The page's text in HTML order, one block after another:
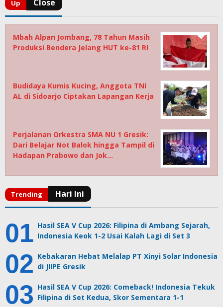
Mbah Alpan Jombang, 78 Tahun Masih
Produksi Bendera Jelang HUT ke-81 RI
Budidaya Kumis Kucing, Anggota TNI
AL di Sidoarjo Ciptakan Lapangan Kerja
Perjalanan Orkestra SMA NU 1 Gresik:
Dari Belajar Not Balok hingga Tampil di
Hadapan Prabowo dan Jok…
Hasil SEA V Cup 2026: Filipina di Ambang Sejarah,
Indonesia Keok 1-2 Usai Kalah Lagi di Set 3
Kebakaran Hebat Melalap PT Xinyi Solar Indonesia
di JIIPE Gresik
Hasil SEA V Cup 2026: Comeback! Indonesia Tekuk
Filipina di Set Kedua, Skor Sementara 1-1